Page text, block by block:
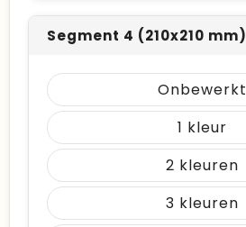
Segment 4 (210x210 mm)
Onbewerkt
1
2
3